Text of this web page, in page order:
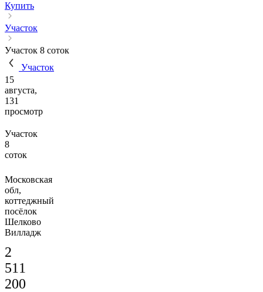
Купить
Участок
Участок 8 соток
Участок
15
августа,
131
просмотр
Участок
8
соток
Московская
обл,
коттеджный
посёлок
Шелково
Вилладж
2
511
200